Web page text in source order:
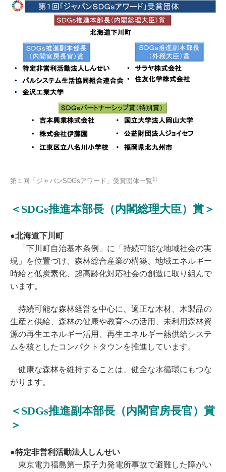
第１回「ジャパンSDGsアワード」受賞団体一覧1）
＜SDGs推進本部長（内閣総理大臣）賞＞
●北海道下川町
「下川町自治基本条例」に「持続可能な地域社会の実
現」を位置づけ、森林総合産業の構築、地域エネルギー
時給と低炭素化、超高齢化対応社会の創造に取り組んで
います。
持続可能な森林経営を中心に、適正な木材、木製品の
生産と供給、森林の健康や教育への活用、未利用森林資
源の再生エネルギー活用、再生エネルギー熱供給システ
ムを核としたコンパクトタウンを推進しています。
健康な森林を維持することは、健全な水循環にもつな
がります。
＜SDGs推進副本部長（内閣官房長官）賞
＞
●特定非営利活動法人しんせい
東京電力福島第一原子力発電所事故で避難した障がい